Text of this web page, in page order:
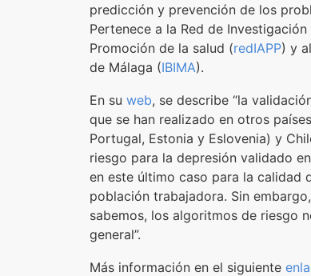
predicción y prevención de los
Pertenece a la Red de
Promoción de la salud (redIAPP) y
de Málaga (IBIMA).
En su web, se describe “la
que se han realizado en otros
Portugal, Estonia y Eslovenia) y
riesgo para la depresión validado
en este último caso para la calidad
población trabajadora. Sin
sabemos, los algoritmos de riesgo
general”.
Más información en el siguiente